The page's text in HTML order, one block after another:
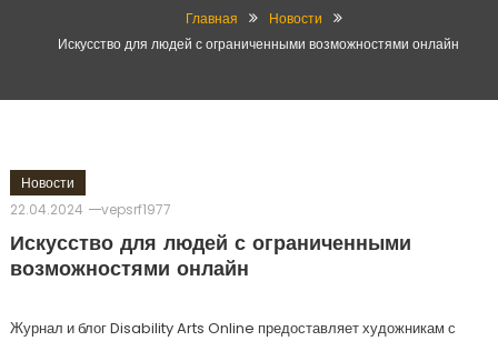
Главная
Новости
Искусство для людей с ограниченными возможностями онлайн
Новости
22.04.2024
vepsrf1977
Искусство для людей с ограниченными
возможностями онлайн
Журнал и блог Disability Arts Online предоставляет художникам с